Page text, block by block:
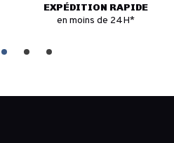
EXPÉDITION RAPIDE
en moins de 24H*